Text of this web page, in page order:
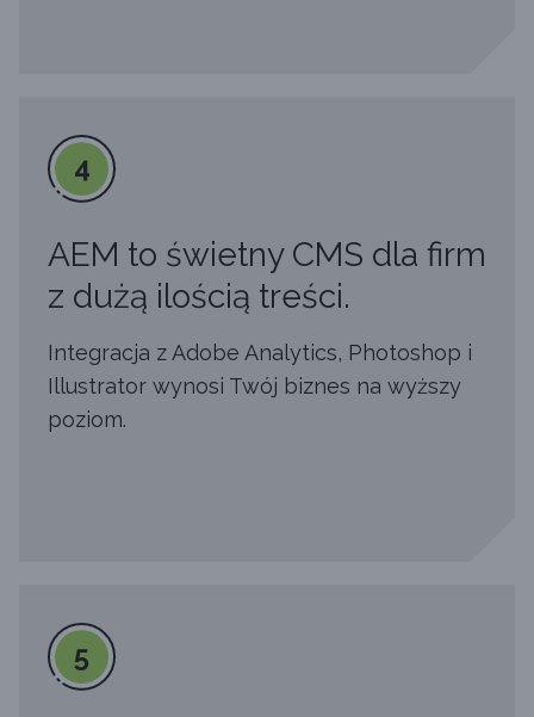
4
AEM to świetny CMS dla firm
z dużą ilością treści.
Integracja z Adobe Analytics, Photoshop i
Illustrator wynosi Twój biznes na wyższy
poziom.
5